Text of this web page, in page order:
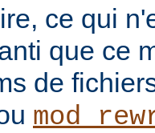
ce qui
que ce
de